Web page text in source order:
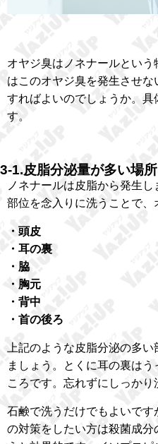
オヤジ臭はノネナールとい
はこのオヤジ臭を発生させ
すればよいのでしょうか。具
す。
3-1.皮脂分泌量が多い場
ノネナールは皮脂から発生
部位を念入りに洗うことで、
・頭皮
・耳の裏
・脇
・胸元
・背中
・首の後ろ
上記のような皮脂分泌の多
ましょう。とくに耳の裏は
ころです。忘れずにしっかり
石鹸で洗うだけでもよいで
の対策をしたい方は殺菌成